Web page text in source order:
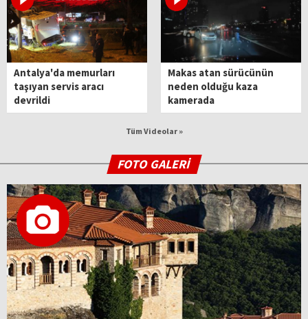
Antalya'da memurları
taşıyan servis aracı
devrildi
Makas atan sürücünün
neden olduğu kaza
kamerada
Tüm Videolar »
FOTO GALERİ